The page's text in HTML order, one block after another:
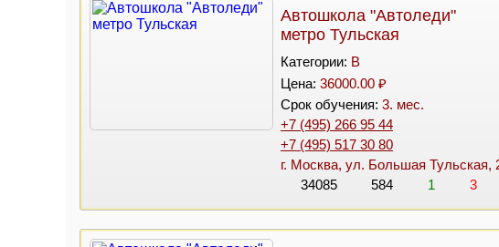
Автошкола "Автоледи"
метро Тульская
Категории: B
Цена: 36000.00 ₽
Срок обучения: 3. мес.
+7 (495) 266 95 44
+7 (495) 517 30 80
г. Москва, ул. Большая Тульская,
34085
584 1 3